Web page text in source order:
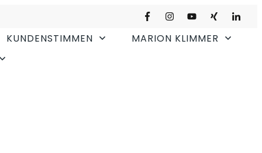
KUNDENSTIMMEN
MARION KLIMMER